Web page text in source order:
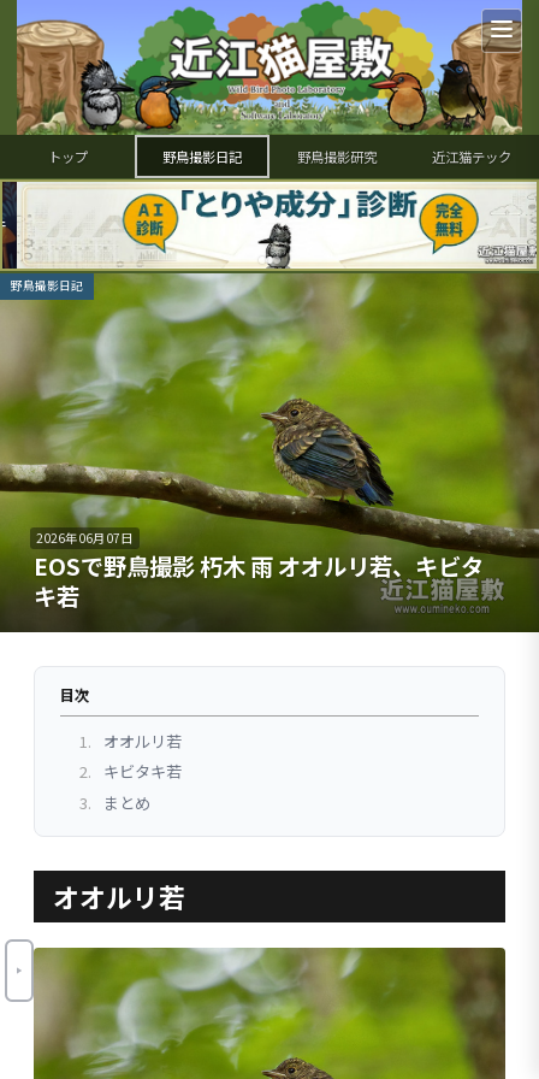
トップ 野鳥撮影日記 野鳥撮影研究 近江猫テック
野鳥撮影日記
2026年06月07日
EOSで野鳥撮影 朽木 雨 オオルリ若、キビタ
キ若
目次
1.
オオルリ若
2.
キビタキ若
3.
まとめ
オオルリ若